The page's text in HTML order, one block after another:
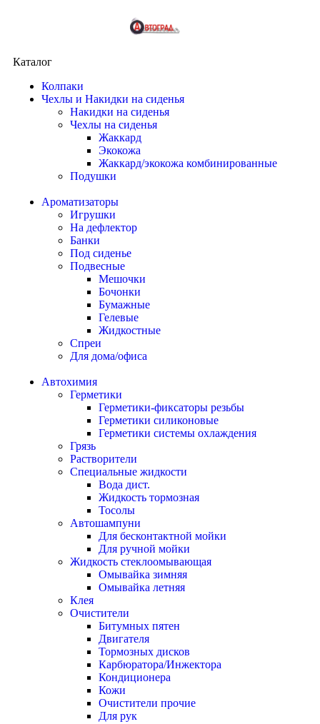
Каталог
Колпаки
Чехлы и Накидки на сиденья
Накидки на сиденья
Чехлы на сиденья
Жаккард
Экокожа
Жаккард/экокожа комбинированные
Подушки
Ароматизаторы
Игрушки
На дефлектор
Банки
Под сиденье
Подвесные
Мешочки
Бочонки
Бумажные
Гелевые
Жидкостные
Спреи
Для дома/офиса
Автохимия
Герметики
Герметики-фиксаторы резьбы
Герметики силиконовые
Герметики системы охлаждения
Грязь
Растворители
Специальные жидкости
Вода дист.
Жидкость тормозная
Тосолы
Автошампуни
Для бесконтактной мойки
Для ручной мойки
Жидкость стеклоомывающая
Омывайка зимняя
Омывайка летняя
Клея
Очистители
Битумных пятен
Двигателя
Тормозных дисков
Карбюратора/Инжектора
Кондиционера
Кожи
Очистители прочие
Для рук